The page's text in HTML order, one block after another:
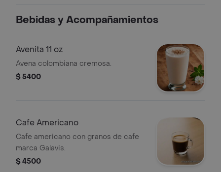
Bebidas y Acompañamientos
Avenita 11 oz
Avena colombiana cremosa.
$ 5400
Cafe Americano
Cafe americano con granos de cafe
marca Galavis.
$ 4500